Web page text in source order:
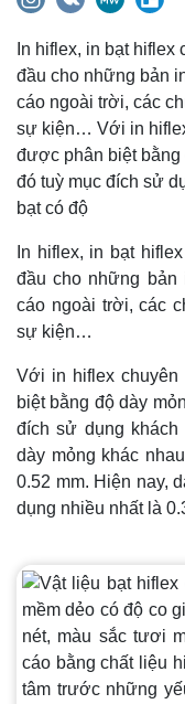
In hiflex, in bạt
đầu cho những bản
cáo ngoài trời, các
sự kiện… Với in
được phân biệt bằng
đó tuỳ mục đích sử
bạt có độ
In hiflex, in bạt
đầu cho những
cáo ngoài trời, các
sự kiện…
Với in hiflex
biệt bằng độ dày
đích sử dụng
dày mỏng khác
0.52 mm. Hiện nay,
dụng nhiều nhất là